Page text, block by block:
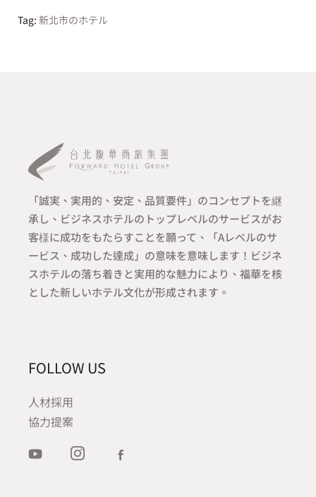
Tag: 新北市のホテル
「誠実、実用的、安定、品質要件」のコンセプトを継
承し、ビジネスホテルのトップレベルのサービスがお
客様に成功をもたらすことを願って、「Aレベルのサ
ービス、成功した達成」の意味を意味します！ビジネ
スホテルの落ち着きと実用的な魅力により、福華を核
とした新しいホテル文化が形成されます。
FOLLOW US
人材採用
協力提案